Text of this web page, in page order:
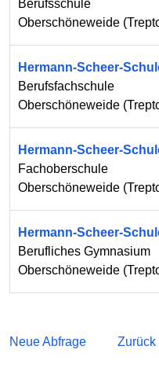
Berufsschule
Oberschöneweide (
Hermann-Scheer-
Berufsfachschule
Oberschöneweide (
Hermann-Scheer-
Fachoberschule
Oberschöneweide (
Hermann-Scheer-
Berufliches Gymnasium
Oberschöneweide (
Neue Abfrage Zurück